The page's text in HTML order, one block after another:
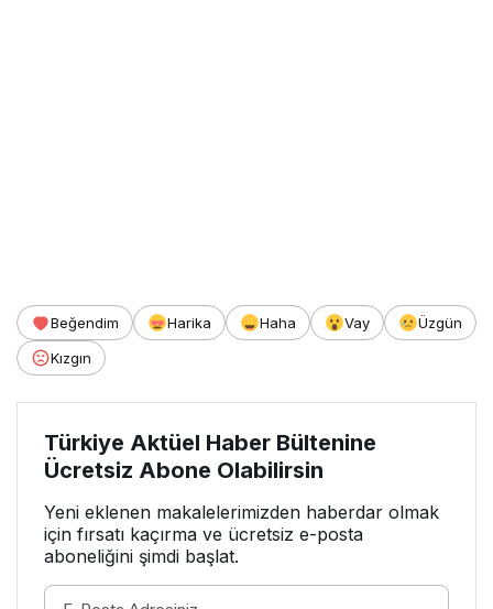
Beğendim Harika Haha Vay
Üzgün
Kızgın
Türkiye Aktüel Haber Bültenine
Ücretsiz Abone Olabilirsin
Yeni eklenen makalelerimizden haberdar olmak
için fırsatı kaçırma ve ücretsiz e-posta
aboneliğini şimdi başlat.